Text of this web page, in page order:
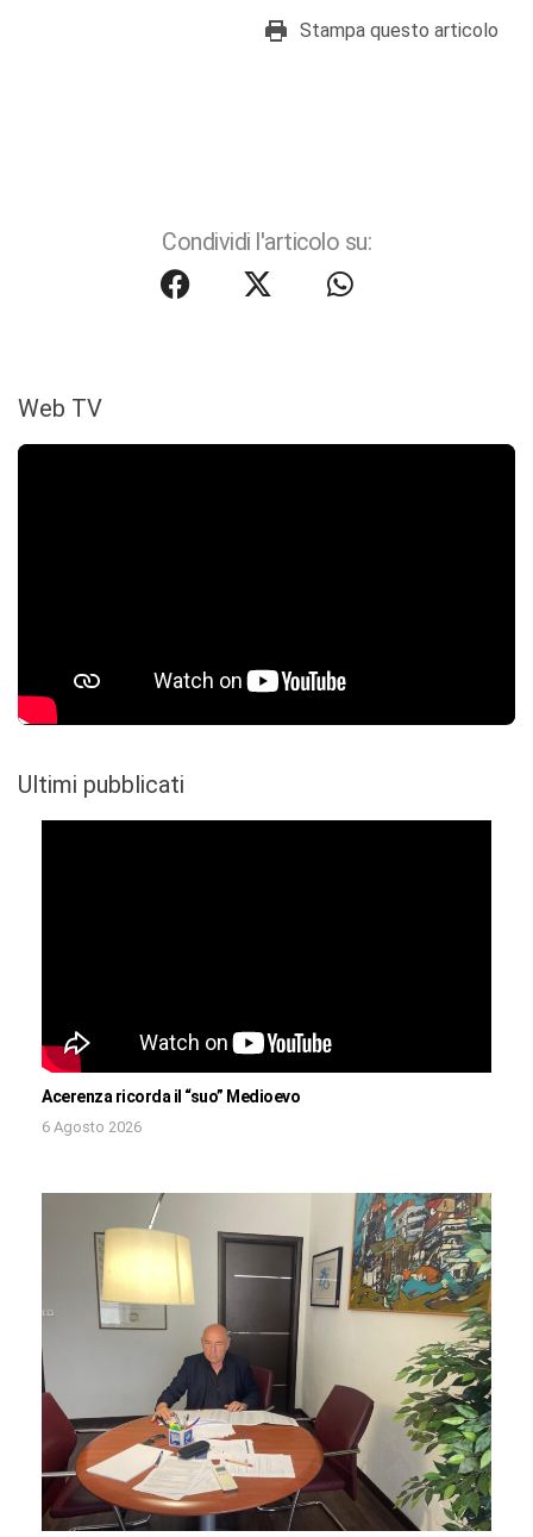
Stampa questo articolo
Condividi l'articolo su:
Web TV
Ultimi pubblicati
Acerenza ricorda il “suo” Medioevo
6 Agosto 2026